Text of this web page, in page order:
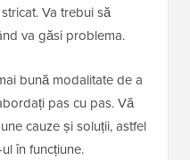
Va trebui să
va găsi problema.
bună modalitate de a
pas cu pas. Vă
cauze și soluții, astfel
în funcțiune.